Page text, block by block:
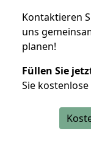
Kontaktieren
uns
planen!
Füllen Sie
Sie